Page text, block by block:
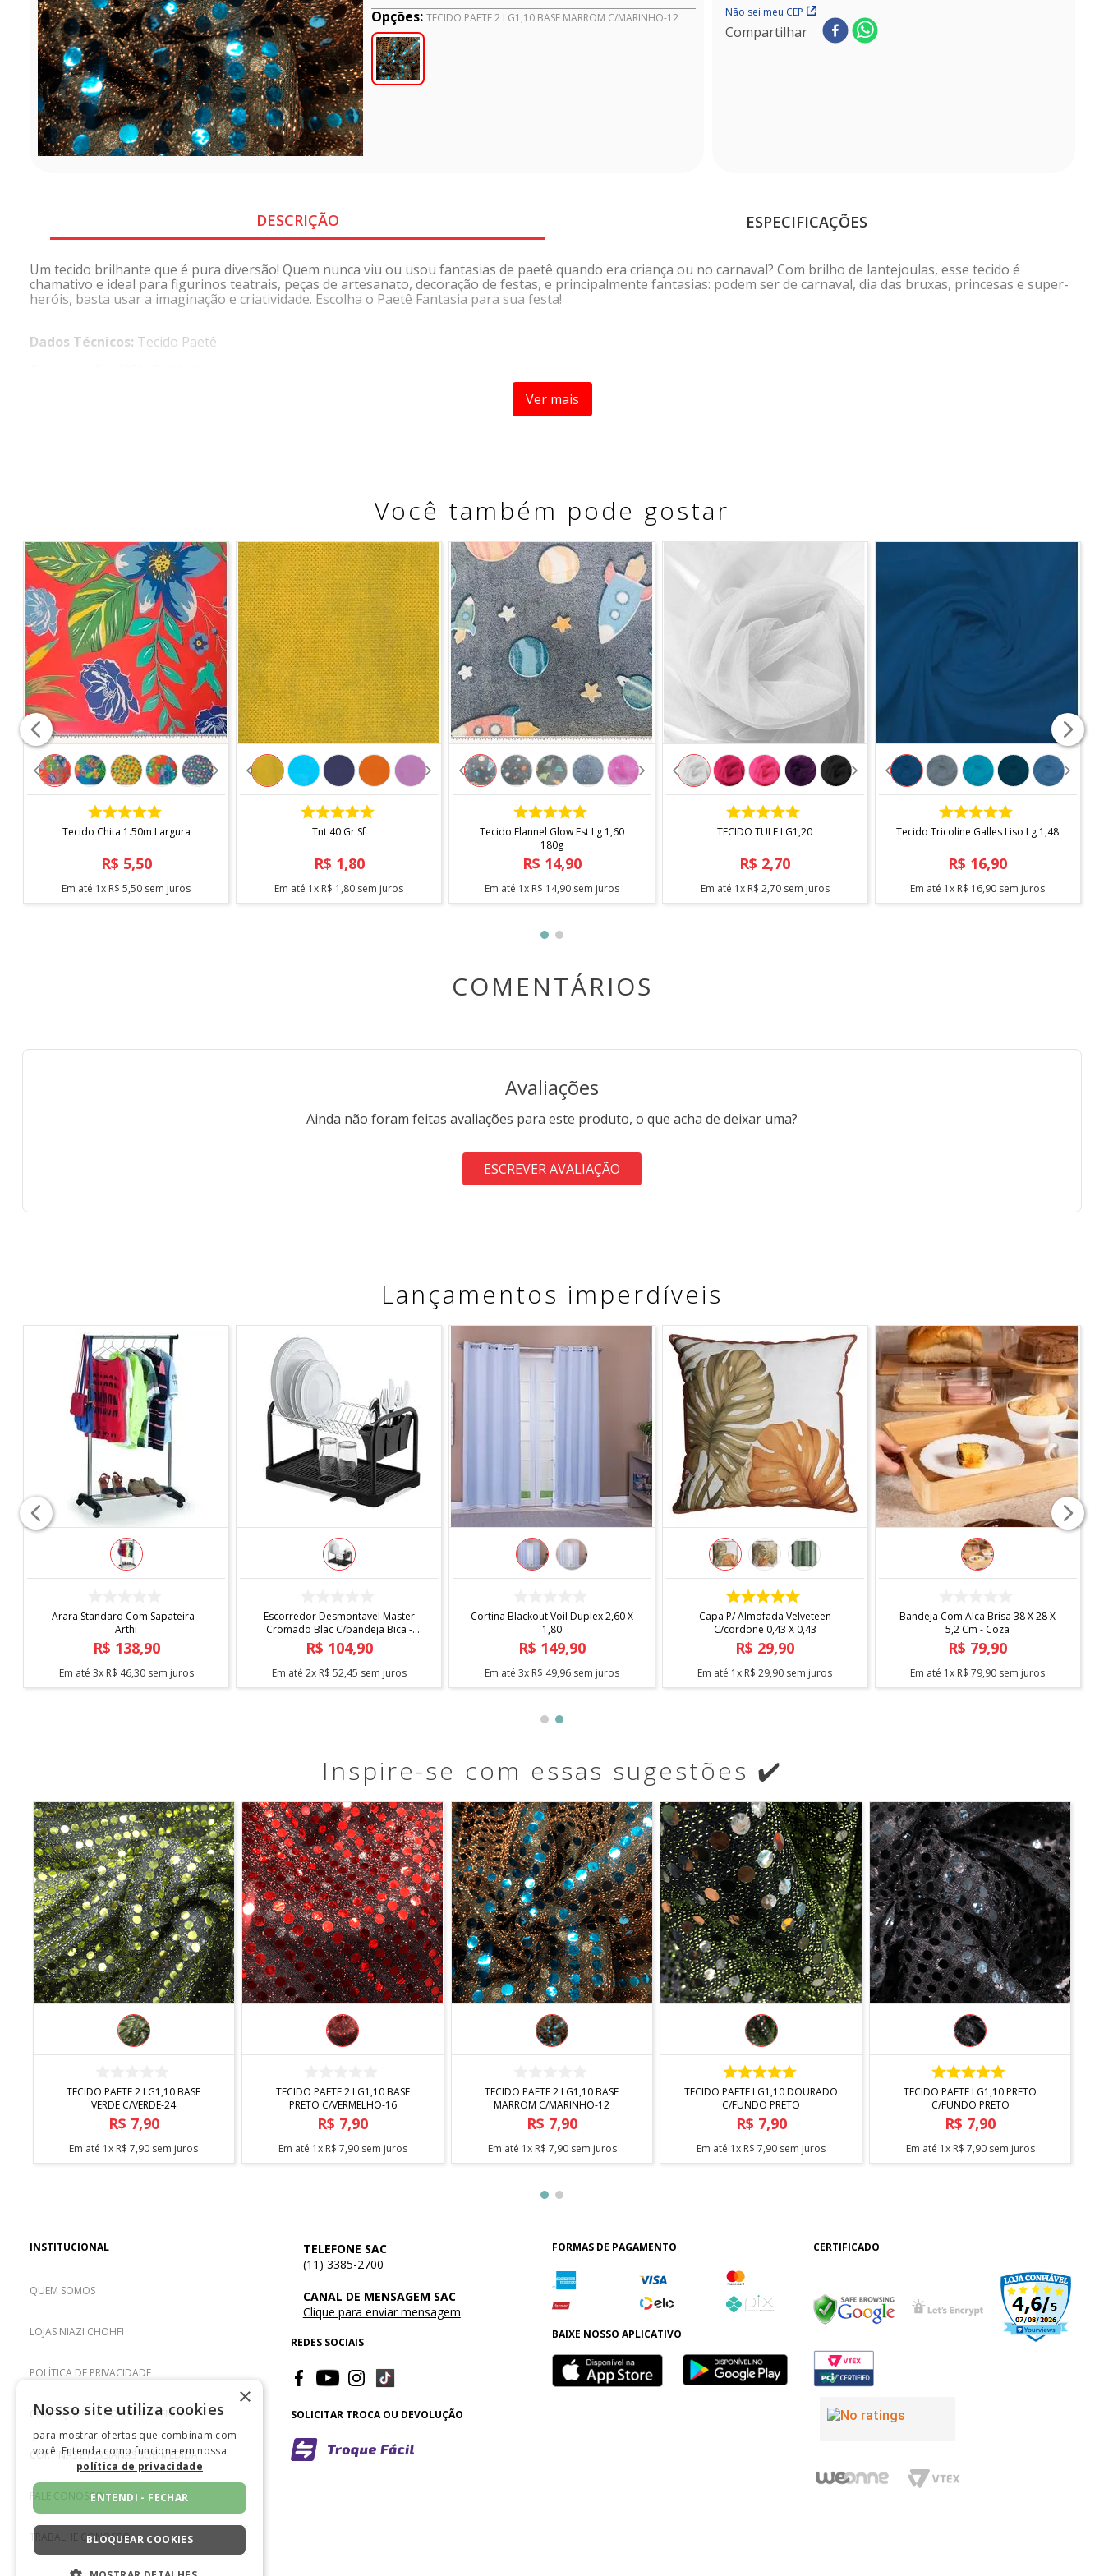
Opções: TECIDO PAETE 2 LG1,10 BASE MARROM C/MARINHO-12 Não sei meu CEP
Compartilhar
DESCRIÇÃO ESPECIFICAÇÕES
Um tecido brilhante que é pura diversão! Quem nunca viu ou usou fantasias de paetê quando era criança ou no carnaval? Com brilho de lantejoulas, esse tecido é
chamativo e ideal para figurinos teatrais, peças de artesanato, decoração de festas, e principalmente fantasias: podem ser de carnaval, dia das bruxas, princesas e super-
heróis, basta usar a imaginação e criatividade. Escolha o Paetê Fantasia para sua festa!
Dados Técnicos: Tecido Paetê
- Limpeza a seco profissional em tretacloroetileno e todos os solventes listados para o símbolo F, processo normal.
Informações adicionais: Vendido a cada 1 metro onde a medida se refere a um metro de comprimento pela largura do tecido.
Caso seja solicitado 2 metros, será enviado metragem corrida, sem cortes.
Para pedidos acima de 15 metros, é possível que haja fracionamento do corte.
*Imagem meramente ilustrativa*
Ver mais
Você também pode gostar
COMPRAR
Tecido Chita 1.50m Largura
R$ 5,50
Em até 1x R$ 5,50 sem juros
COMPRAR
Tnt 40 Gr Sf
R$ 1,80
Em até 1x R$ 1,80 sem juros
COMPRAR
Tecido Flannel Glow Est Lg 1,60
180g
R$ 14,90
Em até 1x R$ 14,90 sem juros
COMPRAR
TECIDO TULE LG1,20
R$ 2,70
Em até 1x R$ 2,70sem juros
COMPRAR
Tecido Tricoline Galles Liso Lg 1,48
R$ 16,90
Em até 1x R$ 16,90 sem juros
COMENTÁRIOS
Avaliações
Ainda não foram feitas avaliações para este produto, o que acha de deixar uma?
ESCREVER AVALIAÇÃO
Lançamentos imperdíveis
Arara Standard Com Sapateira -
Arthi
R$ 138,90
Em até 3x R$ 46,30sem juros
Escorredor Desmontavel Master
Cromado Blac C/bandeja Bica -
Arthi
R$ 104,90
Em até 2x R$ 52,45 sem juros
Cortina Blackout Voil Duplex 2,60 X
1,80
R$ 149,90
Em até 3x R$ 49,96sem juros
COMPRAR
Capa P/ Almofada Velveteen
C/cordone 0,43 X 0,43
R$ 29,90
Em até 1x R$ 29,90 sem juros
Bandeja Com Alca Brisa 38 X 28 X
5,2 Cm - Coza
R$ 79,90
Em até 1x R$ 79,90 sem juros
Inspire-se com essas sugestões ✔️
TECIDO PAETE 2 LG1,10 BASE
VERDE C/VERDE-24
R$ 7,90
Em até 1x R$ 7,90 sem juros
TECIDO PAETE 2 LG1,10 BASE
PRETO C/VERMELHO-16
R$ 7,90
Em até 1x R$ 7,90sem juros
TECIDO PAETE 2 LG1,10 BASE
MARROM C/MARINHO-12
R$ 7,90
Em até 1x R$ 7,90sem juros
COMPRAR
TECIDO PAETE LG1,10 DOURADO
C/FUNDO PRETO
R$ 7,90
Em até 1x R$ 7,90 sem juros
COMPRAR
TECIDO PAETE LG1,10 PRETO
C/FUNDO PRETO
R$ 7,90
Em até 1x R$ 7,90sem juros
INSTITUCIONAL
QUEM SOMOS
LOJAS NIAZI CHOHFI
POLÍTICA DE PRIVACIDADE
CONDIÇÕES DE COMPRA E VENDA
CORTINAS E PERSIANAS SOB MEDIDA
FALE CONOSCO
TRABALHE CONOSCO
TELEFONE SAC
(11) 3385-2700
CANAL DE MENSAGEM SAC
Clique para enviar mensagem
REDES SOCIAIS
SOLICITAR TROCA OU DEVOLUÇÃO
FORMAS DE PAGAMENTO
BAIXE NOSSO APLICATIVO
CERTIFICADO
×
Nosso site utiliza cookies
para mostrar ofertas que combinam com
você. Entenda como funciona em nossa
política de privacidade
ENTENDI - FECHAR
BLOQUEAR COOKIES